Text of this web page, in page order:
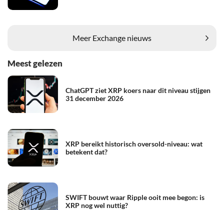
Meer Exchange nieuws
Meest gelezen
ChatGPT ziet XRP koers naar dit niveau stijgen
31 december 2026
XRP bereikt historisch oversold-niveau: wat
betekent dat?
SWIFT bouwt waar Ripple ooit mee begon: is
XRP nog wel nuttig?